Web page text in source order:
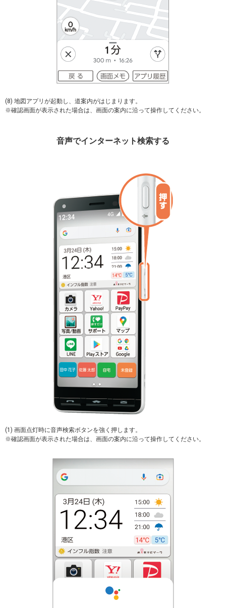
(8) 地図アプリが起動し、道案内がはじまります。
※確認画面が表示された場合は、画面の案内に沿って操作してください。
音声でインターネット検索する
(1) 画面点灯時に音声検索ボタンを強く押します。
※確認画面が表示された場合は、画面の案内に沿って操作してください。